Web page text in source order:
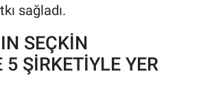
sağladı.
SEÇKİN
5 ŞİRKETİYLE YER